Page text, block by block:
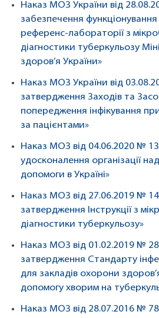
Наказ МОЗ України від
забезпечення
референс-лабораторії з
діагностики туберкульозу
здоров’я України»
Наказ МОЗ України від
затвердження Заходів та
попередження інфікування
за пацієнтами»
Наказ МОЗ від 04.06.2020 №
удосконалення організації
допомоги в Україні»
Наказ МОЗ від 27.06.2019 №
затвердження Інструкції з
діагностики туберкульозу»
Наказ МОЗ від 01.02.2019 №
затвердження Стандарту
для закладів охорони
допомогу хворим на
Наказ МОЗ від 28.07.2016 №